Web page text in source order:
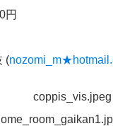
円
(